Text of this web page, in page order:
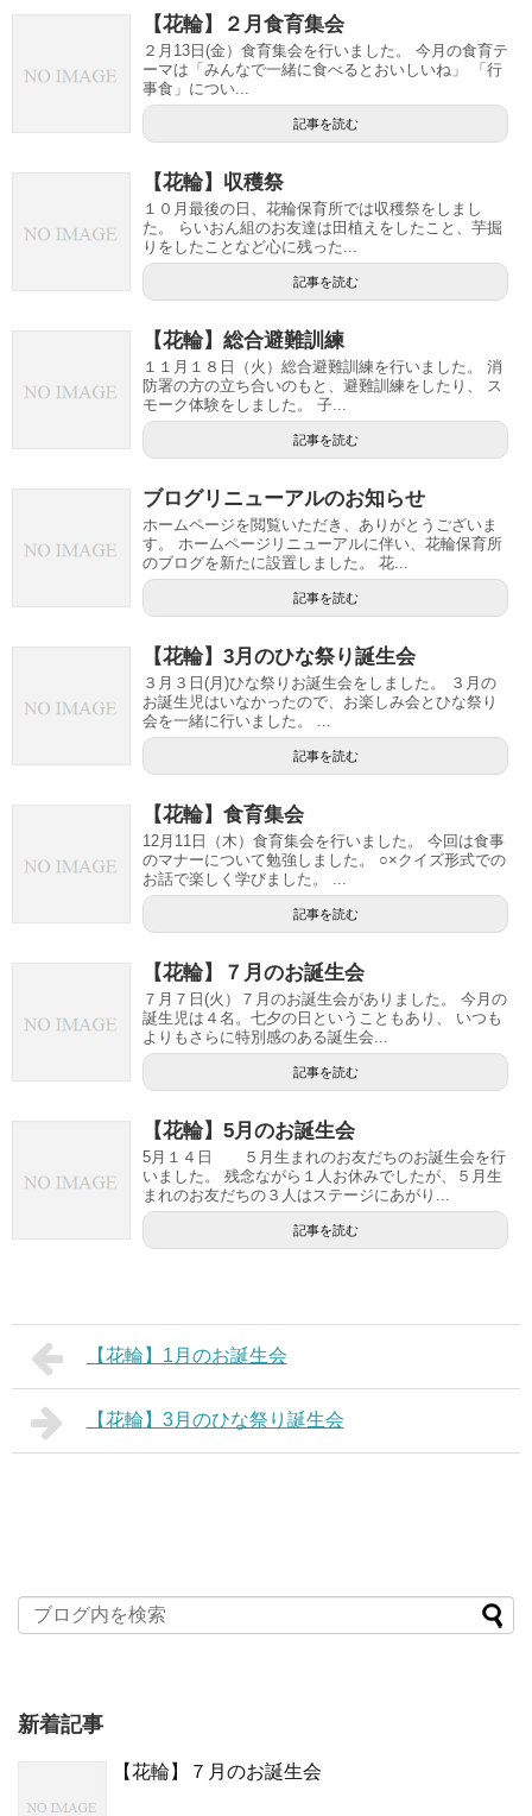
【花輪】２月食育集会
２月13日(金）食育集会を行いました。 今月の食育テ
ーマは「みんなで一緒に食べるとおいしいね」 「行
事食」につい...
記事を読む
【花輪】収穫祭
１０月最後の日、花輪保育所では収穫祭をしまし
た。 らいおん組のお友達は田植えをしたこと、芋掘
りをしたことなど心に残った...
記事を読む
【花輪】総合避難訓練
１１月１８日（火）総合避難訓練を行いました。 消
防署の方の立ち合いのもと、避難訓練をしたり、 ス
モーク体験をしました。 子...
記事を読む
ブログリニューアルのお知らせ
ホームページを閲覧いただき、ありがとうございま
す。 ホームページリニューアルに伴い、花輪保育所
のブログを新たに設置しました。 花...
記事を読む
【花輪】3月のひな祭り誕生会
３月３日(月)ひな祭りお誕生会をしました。 ３月の
お誕生児はいなかったので、お楽しみ会とひな祭り
会を一緒に行いました。 ...
記事を読む
【花輪】食育集会
12月11日（木）食育集会を行いました。 今回は食事
のマナーについて勉強しました。 ○×クイズ形式での
お話で楽しく学びました。 ...
記事を読む
【花輪】７月のお誕生会
７月７日(火）７月のお誕生会がありました。 今月の
誕生児は４名。七夕の日ということもあり、 いつも
よりもさらに特別感のある誕生会...
記事を読む
【花輪】5月のお誕生会
5月１４日 ５月生まれのお友だちのお誕生会を行
いました。 残念ながら１人お休みでしたが、５月生
まれのお友だちの３人はステージにあがり...
記事を読む
【花輪】1月のお誕生会
【花輪】3月のひな祭り誕生会
新着記事
【花輪】７月のお誕生会